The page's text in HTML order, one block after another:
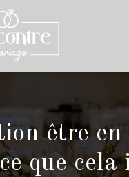
être en
que